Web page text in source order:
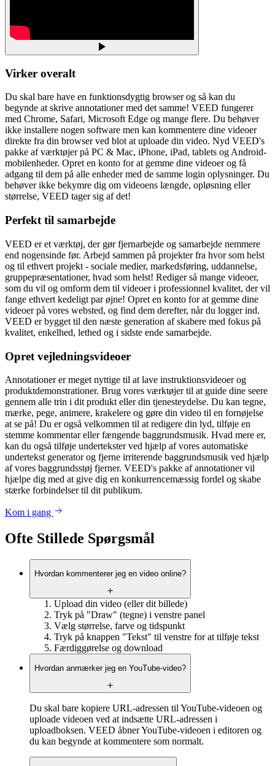
Virker overalt
Du skal bare have en funktionsdygtig browser og så kan du
begynde at skrive annotationer med det samme! VEED fungerer
med Chrome, Safari, Microsoft Edge og mange flere. Du behøver
ikke installere nogen software men kan kommentere dine videoer
direkte fra din browser ved blot at uploade din video. Nyd VEED's
pakke af værktøjer på PC & Mac, iPhone, iPad, tablets og Android-
mobilenheder. Opret en konto for at gemme dine videoer og få
adgang til dem på alle enheder med de samme login oplysninger. Du
behøver ikke bekymre dig om videoens længde, opløsning eller
størrelse, VEED tager sig af det!
Perfekt til samarbejde
VEED er et værktøj, der gør fjernarbejde og samarbejde nemmere
end nogensinde før. Arbejd sammen på projekter fra hvor som helst
og til ethvert projekt - sociale medier, markedsføring, uddannelse,
gruppepræsentationer, hvad som helst! Rediger så mange videoer,
som du vil og omform dem til videoer i professionnel kvalitet, der vil
fange ethvert kedeligt par øjne! Opret en konto for at gemme dine
videoer på vores websted, og find dem derefter, når du logger ind.
VEED er bygget til den næste generation af skabere med fokus på
kvalitet, enkelhed, lethed og i sidste ende samarbejde.
Opret vejledningsvideoer
Annotationer er meget nyttige til at lave instruktionsvideoer og
produktdemonstrationer. Brug vores værktøjer til at guide dine seere
gennem alle trin i dit produkt eller din tjenesteydelse. Du kan tegne,
mærke, pege, animere, krakelere og gøre din video til en fornøjelse
at se på! Du er også velkommen til at redigere din lyd, tilføje en
stemme kommentar eller fængende baggrundsmusik. Hvad mere er,
kan du også tilføje undertekster ved hjælp af vores automatiske
undertekst generator og fjerne irriterende baggrundsmusik ved hjælp
af vores baggrundsstøj fjerner. VEED's pakke af annotationer vil
hjælpe dig med at give dig en konkurrencemæssig fordel og skabe
stærke forbindelser til dit publikum.
Kom i gang
Ofte Stillede Spørgsmål
Hvordan kommenterer jeg en video online?
Upload din video (eller dit billede)
Tryk på "Draw" (tegne) i venstre panel
Vælg størrelse, farve og tidspunkt
Tryk på knappen "Tekst" til venstre for at tilføje tekst
Færdiggørelse og download
Hvordan anmærker jeg en YouTube-video?
Du skal bare kopiere URL-adressen til YouTube-videoen og
uploade videoen ved at indsætte URL-adressen i
uploadboksen. VEED åbner YouTube-videoen i editoren og
du kan begynde at kommentere som normalt.